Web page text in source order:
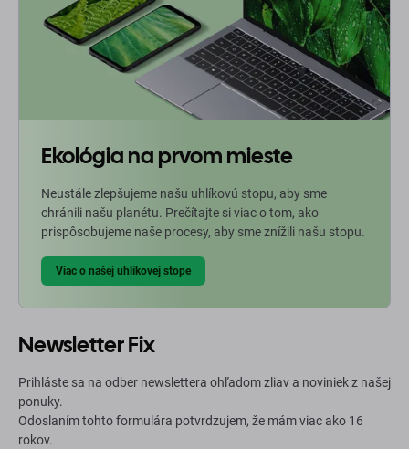
Ekológia na prvom mieste
Neustále zlepšujeme našu uhlíkovú stopu, aby sme
chránili našu planétu. Prečítajte si viac o tom, ako
prispôsobujeme naše procesy, aby sme znížili našu stopu.
Viac o našej uhlíkovej stope
Newsletter Fix
Prihláste sa na odber newslettera ohľadom zliav a noviniek z našej
ponuky.
Odoslaním tohto formulára potvrdzujem, že mám viac ako 16
rokov.